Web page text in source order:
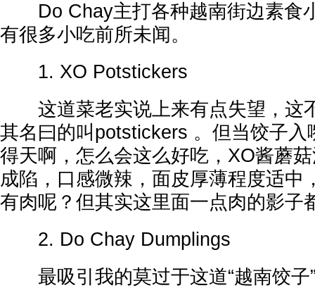
Do Chay主打各种越南街边素食
有很多小吃前所未闻。
1. XO Potstickers
这道菜老实说上来有点失望，这
其名曰的叫potstickers 。但当饺子入
得天啊，怎么会这么好吃，XO酱蘑
成陷，口感微辣，面皮厚薄程度适中
有肉呢？但其实这里面一点肉的影子
2. Do Chay Dumplings
最吸引我的莫过于这道“越南饺子